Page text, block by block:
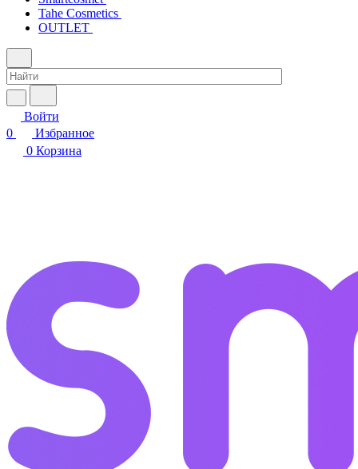
Tahe Cosmetics
OUTLET
Войти
0
Избранное
0 Корзина